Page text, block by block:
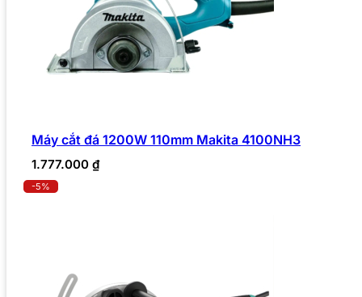
Máy cắt đá 1200W 110mm Makita 4100NH3
1.777.000 ₫
-5%